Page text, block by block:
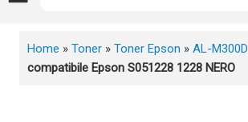
Home » Toner » Toner Epson » AL-M300D
compatibile Epson S051228 1228 NERO